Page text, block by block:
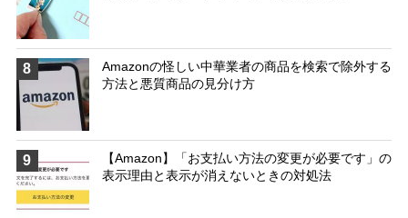
8
Amazonの怪しい中華業者の商品を検索で除外する
方法と悪質商品の見分け方
9
【Amazon】「お支払い方法の変更が必要です」の
表示理由と表示が消えないときの対処法